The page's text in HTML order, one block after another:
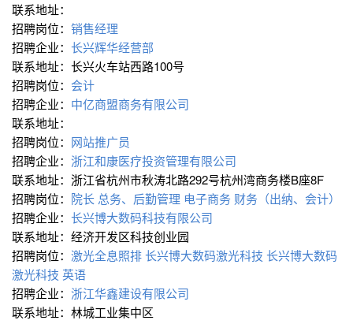
联系地址：
招聘岗位： 销售经理
招聘企业： 长兴辉华经营部
联系地址：长兴火车站西路100号
招聘岗位： 会计
招聘企业： 中亿商盟商务有限公司
联系地址：
招聘岗位： 网站推广员
招聘企业： 浙江和康医疗投资管理有限公司
联系地址：浙江省杭州市秋涛北路292号杭州湾商务楼B座8F
招聘岗位： 院长 总务、后勤管理 电子商务 财务（出纳、会计）
招聘企业： 长兴博大数码科技有限公司
联系地址：经济开发区科技创业园
招聘岗位： 激光全息照排长兴博大数码激光科技 长兴博大数码
激光科技 英语
招聘企业： 浙江华鑫建设有限公司
联系地址：林城工业集中区